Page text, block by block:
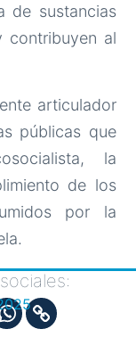
de sustancias
al
articulador
públicas que
la
de los
por la